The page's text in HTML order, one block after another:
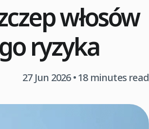
włosów
ryzyka
27 Jun 2026• 18 minutes read